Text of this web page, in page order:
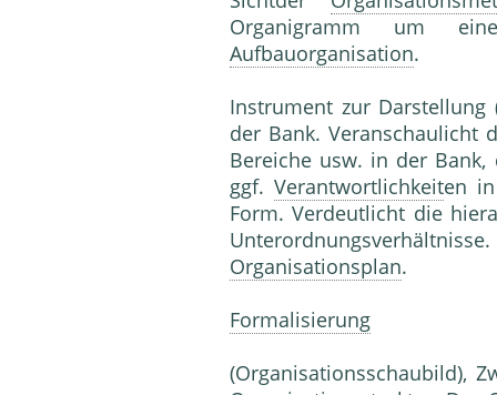
Organigramm um
Aufbauorganisation.
Instrument zur Darstellung
der Bank. Veranschaulicht
Bereiche usw. in der
ggf.Verantwortlichkeiten
Form. Verdeutlicht die
Organisationsplan.
Formalisierung
(Organisationsschaubild),